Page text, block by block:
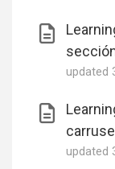
updated
updated